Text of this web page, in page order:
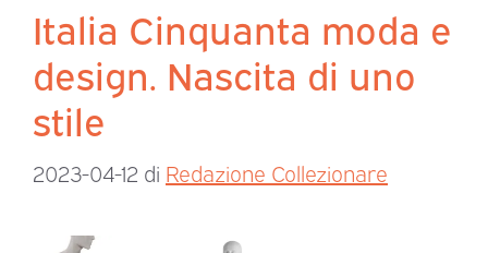
Italia Cinquanta moda e
design. Nascita di uno
stile
2023-04-12 di Redazione Collezionare